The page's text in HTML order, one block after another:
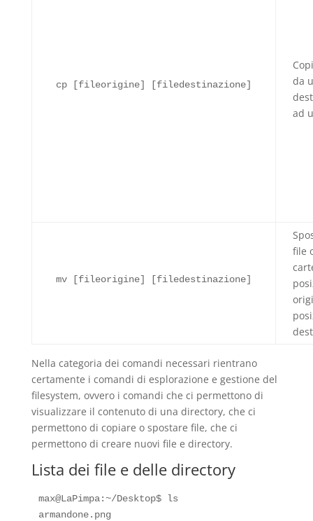
cp [fileorigine] [filedestinazione]
da
ad
mv [fileorigine] [filedestinazione]
file
Nella categoria dei comandi necessari rientrano
certamente i comandi di esplorazione e gestione del
filesystem, ovvero i comandi che ci permettono di
visualizzare il contenuto di una directory, che ci
permettono di copiare o spostare file, che ci
permettono di creare nuovi file e directory.
Lista dei file e delle directory
max@LaPimpa:~/Desktop$ ls
armandone.png